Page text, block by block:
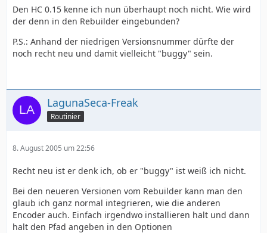
Den HC 0.15 kenne ich nun überhaupt noch nicht. Wie wird
der denn in den Rebuilder eingebunden?
P.S.: Anhand der niedrigen Versionsnummer dürfte der
noch recht neu und damit vielleicht "buggy" sein.
LagunaSeca-Freak
Routinier
8. August 2005 um 22:56
Recht neu ist er denk ich, ob er "buggy" ist weiß ich nicht.
Bei den neueren Versionen vom Rebuilder kann man den
glaub ich ganz normal integrieren, wie die anderen
Encoder auch. Einfach irgendwo installieren halt und dann
halt den Pfad angeben in den Optionen